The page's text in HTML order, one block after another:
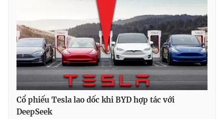
Cổ phiếu Tesla lao dốc khi BYD hợp tác với
DeepSeek